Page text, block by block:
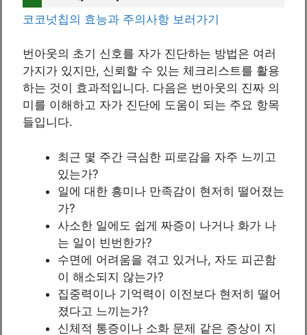
코코넛칩의 효능과 주의사항 보러가기
번아웃의 초기 신호를 자가 진단하는 방법은 여러
가지가 있지만, 신뢰할 수 있는 체크리스트를 활용
하는 것이 효과적입니다. 다음은 번아웃의 진짜 의
미를 이해하고 자가 진단에 도움이 되는 주요 항목
들입니다.
최근 몇 주간 극심한 피로감을 자주 느끼고
있는가?
일에 대한 흥미나 만족감이 현저히 떨어졌는
가?
사소한 일에도 쉽게 짜증이 나거나 화가 나
는 일이 빈번한가?
수면에 어려움을 겪고 있거나, 자도 피곤함
이 해소되지 않는가?
집중력이나 기억력이 이전보다 현저히 떨어
졌다고 느끼는가?
신체적 통증이나 소화 문제 같은 증상이 지